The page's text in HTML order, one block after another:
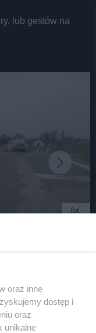
lub gestów na
fot:
było
oraz inne
dostęp i
oraz
unikalne